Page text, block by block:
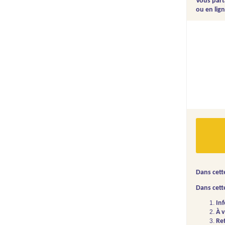
ou en
Dans
Dans
À